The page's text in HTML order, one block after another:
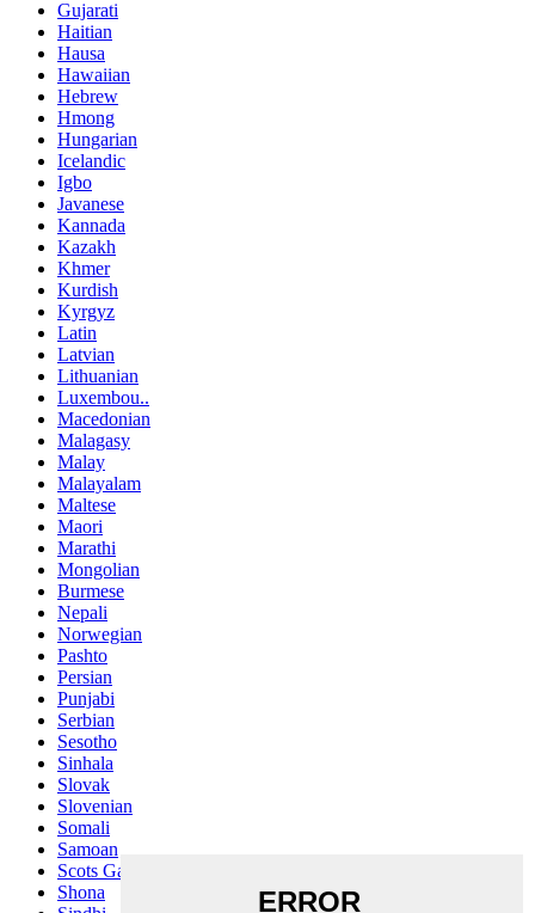
Gujarati
Haitian
Hausa
Hawaiian
Hebrew
Hmong
Hungarian
Icelandic
Igbo
Javanese
Kannada
Kazakh
Khmer
Kurdish
Kyrgyz
Latin
Latvian
Lithuanian
Luxembou..
Macedonian
Malagasy
Malay
Malayalam
Maltese
Maori
Marathi
Mongolian
Burmese
Nepali
Norwegian
Pashto
Persian
Punjabi
Serbian
Sesotho
Sinhala
Slovak
Slovenian
Somali
Samoan
Scots Gaelic
Shona